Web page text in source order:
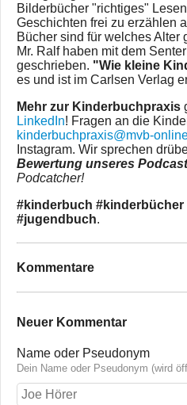
Bilderbücher "richtiges"
Geschichten frei zu erzählen
Bücher sind für welches Alter
Mr. Ralf haben mit dem
geschrieben. "Wie kleine
es und ist im Carlsen Verlag
Mehr zur Kinderbuchpraxis
LinkedIn! Fragen an die
kinderbuchpraxis@mvb-
Instagram. Wir sprechen
Bewertung unseres
Podcatcher!
#kinderbuch #kinderbücher
#jugendbuch.
Kommentare
Neuer Kommentar
Name oder Pseudonym
Dein Name oder Pseudonym (wird